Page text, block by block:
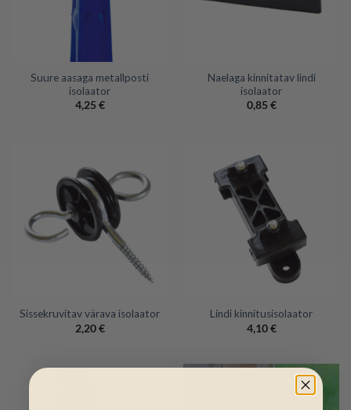
Suure aasaga metallposti
isolaator
4,25 €
Naelaga kinnitatav lindi
isolaator
0,85 €
Sissekruvitav värava isolaator
2,20€
Lindi kinnitusisolaator
4,10€